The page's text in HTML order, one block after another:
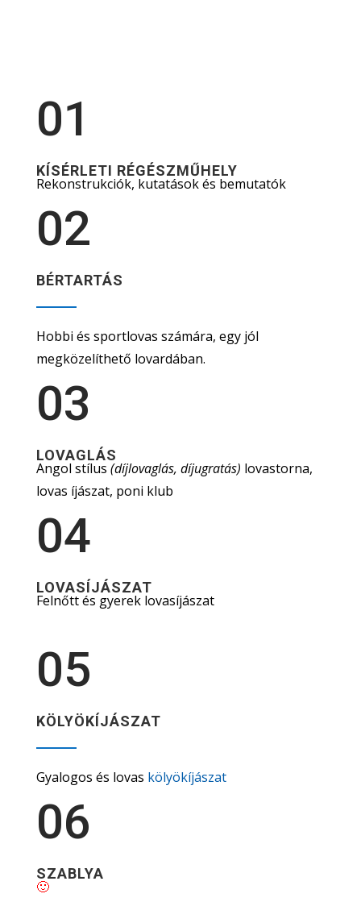
01
KÍSÉRLETI RÉGÉSZMŰHELY
Rekonstrukciók, kutatások és bemutatók
02
BÉRTARTÁS
Hobbi és sportlovas számára, egy jól
megközelíthető lovardában.
03
LOVAGLÁS
Angol stílus (díjlovaglás, díjugratás) lovastorna,
lovas íjászat, poni klub
04
LOVASÍJÁSZAT
Felnőtt és gyerek lovasíjászat
05
KÖLYÖKÍJÁSZAT
Gyalogos és lovas kölyökíjászat
06
SZABLYA
🙂